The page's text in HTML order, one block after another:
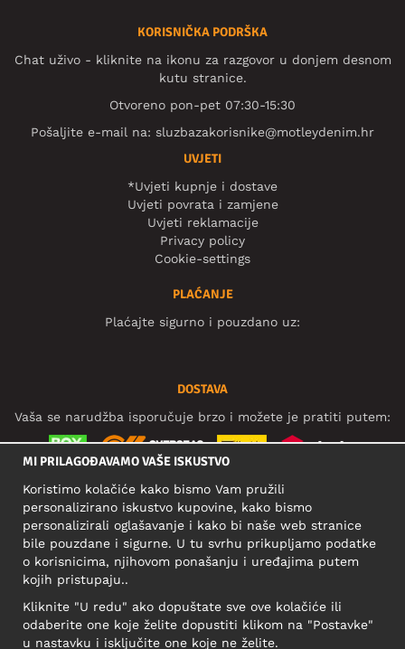
KORISNIČKA PODRŠKA
Chat uživo - kliknite na ikonu za razgovor u donjem desnom
kutu stranice.
Otvoreno pon-pet 07:30-15:30
Pošaljite e-mail na: sluzbazakorisnike@motleydenim.hr
UVJETI
*Uvjeti kupnje i dostave
Uvjeti povrata i zamjene
Uvjeti reklamacije
Privacy policy
Cookie-settings
PLAĆANJE
Plaćajte sigurno i pouzdano uz:
DOSTAVA
Vaša se narudžba isporučuje brzo i možete je pratiti putem:
DRUŠTVENE MREŽE
POSLOVNA ADRESA
Narva mnt 5, EE-10117 Tallinn
Reg: 12356245
MI PRILAGOĐAVAMO VAŠE ISKUSTVO
Koristimo kolačiće kako bismo Vam pružili
personalizirano iskustvo kupovine, kako bismo
personalizirali oglašavanje i kako bi naše web stranice
bile pouzdane i sigurne. U tu svrhu prikupljamo podatke
o korisnicima, njihovom ponašanju i uređajima putem
kojih pristupaju..
Kliknite "U redu" ako dopuštate sve ove kolačiće ili
odaberite one koje želite dopustiti klikom na "Postavke"
u nastavku i isključite one koje ne želite.